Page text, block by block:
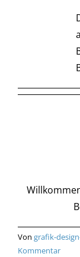
Von grafik-
Kommentar